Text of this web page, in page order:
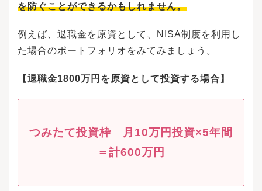
を防ぐことができるかもしれません。
例えば、退職金を原資として、NISA制度を利用し
た場合のポートフォリオをみてみましょう。
【退職金1800万円を原資として投資する場合】
つみたて投資枠 月10万円投資×5年間
＝計600万円